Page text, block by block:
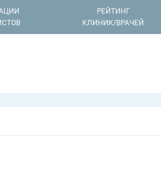
РЕЙТИНГ
КЛИНИК/ВРАЧЕЙ